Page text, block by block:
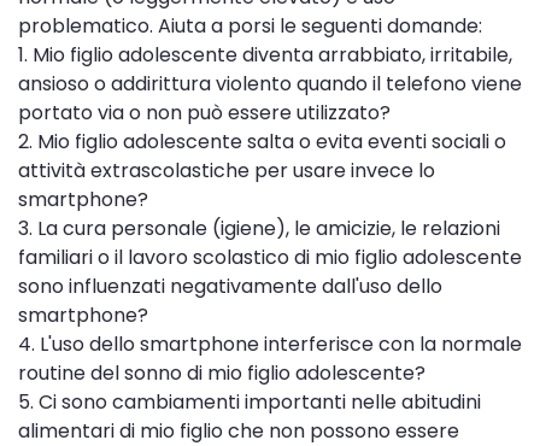
problematico. Aiuta a porsi le seguenti domande:
1. Mio figlio adolescente diventa arrabbiato, irritabile,
ansioso o addirittura violento quando il telefono viene
portato via o non può essere utilizzato?
2. Mio figlio adolescente salta o evita eventi sociali o
attività extrascolastiche per usare invece lo
smartphone?
3. La cura personale (igiene), le amicizie, le relazioni
familiari o il lavoro scolastico di mio figlio adolescente
sono influenzati negativamente dall'uso dello
smartphone?
4. L'uso dello smartphone interferisce con la normale
routine del sonno di mio figlio adolescente?
5. Ci sono cambiamenti importanti nelle abitudini
alimentari di mio figlio che non possono essere